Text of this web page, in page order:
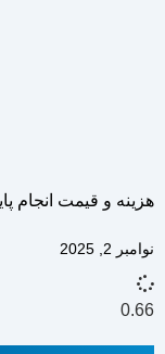
هزینه و قیمت انجام
نوامبر 2, 2025